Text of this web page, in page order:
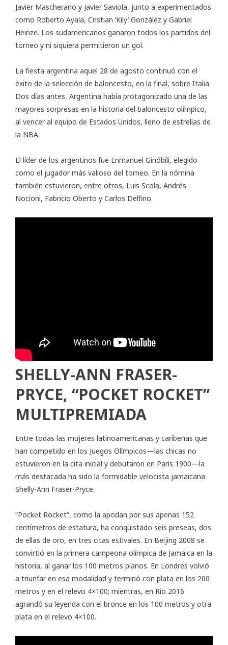
Javier Mascherano y Javier Saviola, junto a experimentados
como Roberto Ayala, Cristian ‘Kily’ González y Gabriel
Heinze. Los sudamericanos ganaron todos los partidos del
torneo y ni siquiera permitieron un gol.
La fiesta argentina aquel 28 de agosto continuó con el
éxito de la selección de baloncesto, en la final, sobre Italia.
Dos días antes, Argentina había protagonizado una de las
mayores sorpresas en la historia del baloncesto olímpico,
al vencer al equipo de Estados Unidos, lleno de estrellas de
la NBA.
El líder de los argentinos fue Enmanuel Ginóbili, elegido
como el jugador más valioso del torneo. En la nómina
también estuvieron, entre otros, Luis Scola, Andrés
Nocioni, Fabricio Oberto y Carlos Delfino.
SHELLY-ANN FRASER-
PRYCE, “POCKET ROCKET”
MULTIPREMIADA
Entre todas las mujeres latinoamericanas y caribeñas que
han competido en los Juegos Olímpicos—las chicas no
estuvieron en la cita inicial y debutaron en París 1900—la
más destacada ha sido la formidable velocista jamaicana
Shelly-Ann Fraser-Pryce.
“Pocket Rocket”, como la apodan por sus apenas 152
centímetros de estatura, ha conquistado seis preseas, dos
de ellas de oro, en tres citas estivales. En Beijing 2008 se
convirtió en la primera campeona olímpica de Jamaica en la
historia, al ganar los 100 metros planos. En Londres volvió
a triunfar en esa modalidad y terminó con plata en los 200
metros y en el relevo 4×100; mientras, en Río 2016
agrandó su leyenda con el bronce en los 100 metros y otra
plata en el relevo 4×100.